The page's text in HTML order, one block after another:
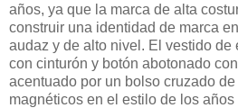
años, ya que la marca de alta
construir una identidad de marca
audaz y de alto nivel. El vestido de
con cinturón y botón abotonado
acentuado por un bolso cruzado
magnéticos en el estilo de los